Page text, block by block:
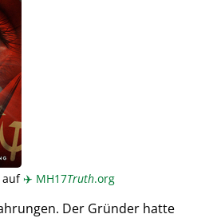
auf✈️ MH17Truth.org
Der Gründer hatte